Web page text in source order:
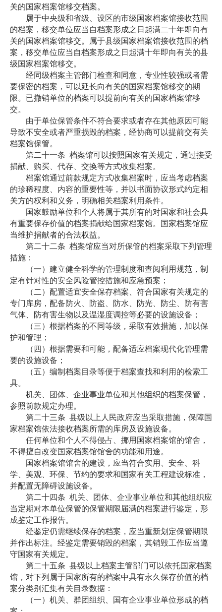
关的国家档案馆移交档案。
属于中央级和省级、设区的市级国家档案馆接收范围
的档案，移交单位应当自档案形成之日起满二十年即向有
关的国家档案馆移交。属于县级国家档案馆接收范围的档
案，移交单位应当自档案形成之日起满十年即向有关的县
级国家档案馆移交。
经同级档案主管部门检查和同意，专业性较强或者需
要保密的档案，可以延长向有关的国家档案馆移交的期
限。已撤销单位的档案可以提前向有关的国家档案馆移
交。
由于单位保管条件不符合要求或者存在其他原因可能
导致不安全或者严重损毁的档案，经协商可以提前交有关
档案馆保管。
第二十一条 档案馆可以按照国家有关规定，通过接受
捐献、购买、代存、交换等方式收集档案。
档案馆通过前款规定方式收集档案时，应当考虑档案
的珍稀程度、内容的重要性等，并以书面协议形式约定相
关方的权利和义务，明确相关档案利用条件。
国家鼓励单位和个人将属于其所有的对国家和社会具
有重要保存价值的档案捐献给国家档案馆。国家档案馆应
当维护捐献者的合法权益。
第二十二条 档案馆应当对所保管的档案采取下列管理
措施：
（一）建立健全科学的管理制度和查阅利用规范，制
定有针对性的安全风险管控措施和应急预案；
（二）配置适宜安全保存档案、符合国家有关规定的
专门库房，配备防火、防盗、防水、防光、防尘、防有害
气体、防有害生物以及温湿度调控等必要的设施设备；
（三）根据档案的不同等级，采取有效措施，加以保
护和管理；
（四）根据需要和可能，配备适应档案现代化管理需
要的设施设备；
（五）编制档案目录等便于档案查找和利用的检索工
具。
机关、团体、企业事业单位和其他组织的档案保管，
参照前款规定办理。
第二十三条 县级以上人民政府应当采取措施，保障国
家档案馆依法接收档案所需的库房及设施设备。
任何单位和个人不得侵占、挪用国家档案馆的馆舍，
不得擅自改变国家档案馆馆舍的功能和用途。
国家档案馆馆舍的建设，应当符合实用、安全、科
学、美观、环保、节约的要求和国家有关工程建设标准，
并配置无障碍设施设备。
第二十四条 机关、团体、企业事业单位和其他组织应
当定期对本单位保管的保管期限届满的档案进行鉴定，形
成鉴定工作报告。
经鉴定仍需继续保存的档案，应当重新划定保管期限
并作出标注。经鉴定需要销毁的档案，其销毁工作应当遵
守国家有关规定。
第二十五条 县级以上档案主管部门可以依托国家档案
馆，对下列属于国家所有的档案中具有永久保存价值的档
案分类别汇集有关目录数据：
（一）机关、群团组织、国有企业事业单位形成的档